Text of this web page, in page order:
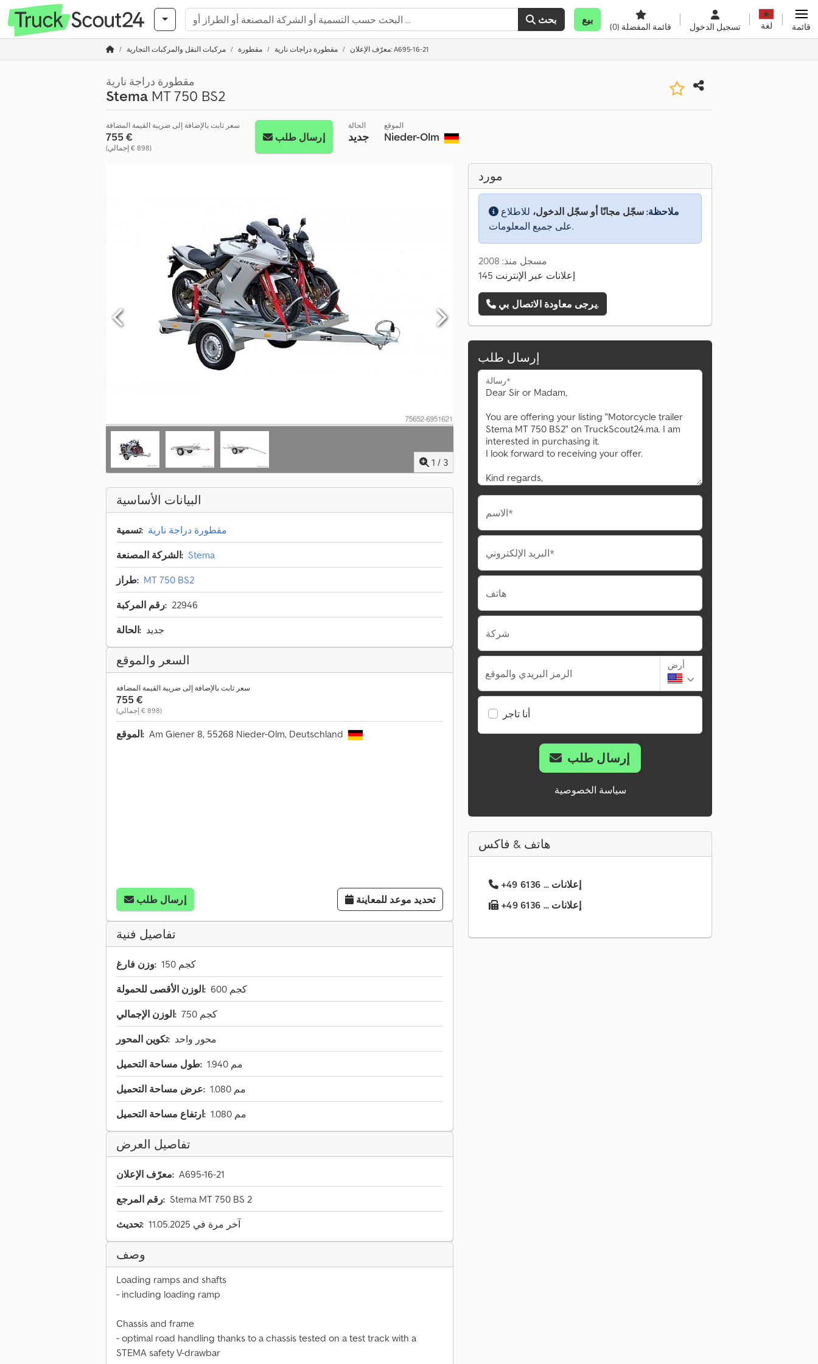
بحث بيع
قائمة المفضلة (0) تسجيل الدخول لغة قائمة
مركبات النقل والمركبات التجارية مقطورة مقطورة دراجات نارية معرّف الإعلان: A695-16-21
مقطورة دراجة نارية
Stema MT 750 BS2
سعر ثابت بالإضافة إلى ضريبة القيمة المضافة
‏755 €
(‏898 € إجمالي)
إرسال طلب
الحالة
جديد
الموقع
Nieder-Olm
1 / 3
البيانات الأساسية
تسمية: مقطورة دراجة نارية
الشركة المصنعة: Stema
طراز: MT 750 BS2
رقم المركبة: 22946
الحالة: جديد
السعر والموقع
سعر ثابت بالإضافة إلى ضريبة القيمة المضافة
‏755 €
(‏898 € إجمالي)
الموقع: Am Giener 8, 55268 Nieder-Olm, Deutschland
إرسال طلب تحديد موعد للمعاينة
تفاصيل فنية
وزن فارغ: 150 كجم
الوزن الأقصى للحمولة: 600 كجم
الوزن الإجمالي: 750 كجم
تكوين المحور: محور واحد
طول مساحة التحميل: 1.940 مم
عرض مساحة التحميل: 1.080 مم
ارتفاع مساحة التحميل: 1.080 مم
تفاصيل العرض
معرّف الإعلان: A695-16-21
رقم المرجع: Stema MT 750 BS 2
تحديث: آخر مرة في 11.05.2025
وصف
Loading ramps and shafts
- including loading ramp
Chassis and frame
- optimal road handling thanks to a chassis tested on a test track with a
STEMA safety V-drawbar
مورد
ملاحظة: سجّل مجانًا أو سجّل الدخول، للاطلاع
على جميع المعلومات.
مسجل منذ: 2008
145 إعلانات عبر الإنترنت
يرجى معاودة الاتصال بي.
إرسال طلب
رسالة*
الاسم*
البريد الإلكتروني*
هاتف
شركة
الرمز البريدي والموقع
أرض
أنا تاجر
إرسال طلب
سياسة الخصوصية
هاتف & فاكس
+49 6136 ... إعلانات
+49 6136 ... إعلانات